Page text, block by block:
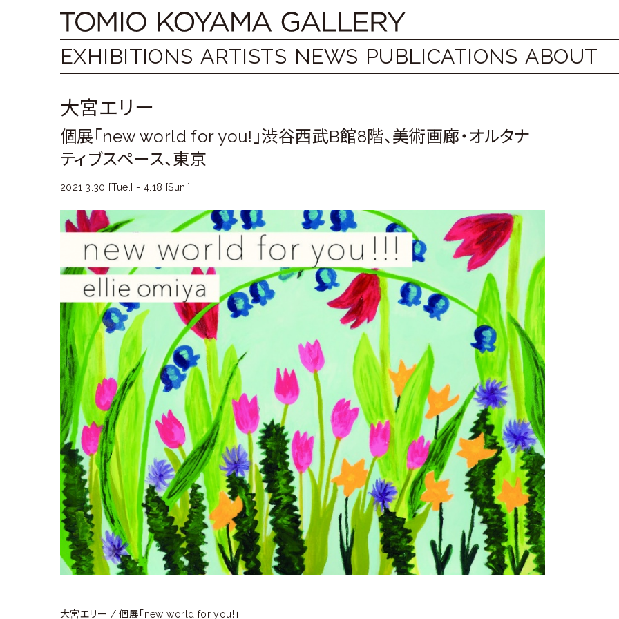
content
Tomio
Koyama
小
山
登
夫
ラ
リ
ー
EXHIBITIONS ARTISTS NEWS PUBLICATIONS ABOUT
大宮エリー
個展「new world for you!」渋谷西武B館8階、美術画廊・オルタナ
ティブスペース、東京
2021.3.30 [Tue.] - 4.18 [Sun.]
大宮エリー / 個展「new world for you!」